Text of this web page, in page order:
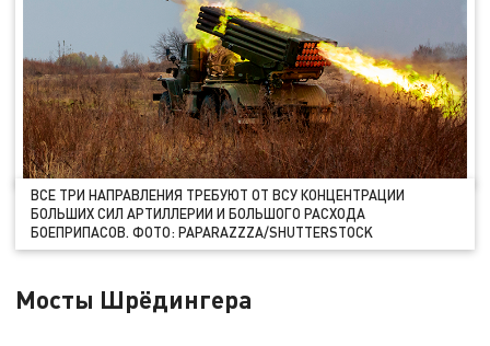
ВСЕ ТРИ НАПРАВЛЕНИЯ ТРЕБУЮТ ОТ ВСУ КОНЦЕНТРАЦИИ
БОЛЬШИХ СИЛ АРТИЛЛЕРИИ И БОЛЬШОГО РАСХОДА
БОЕПРИПАСОВ. ФОТО: PAPARAZZZA/SHUTTERSTOCK
Мосты Шрёдингера